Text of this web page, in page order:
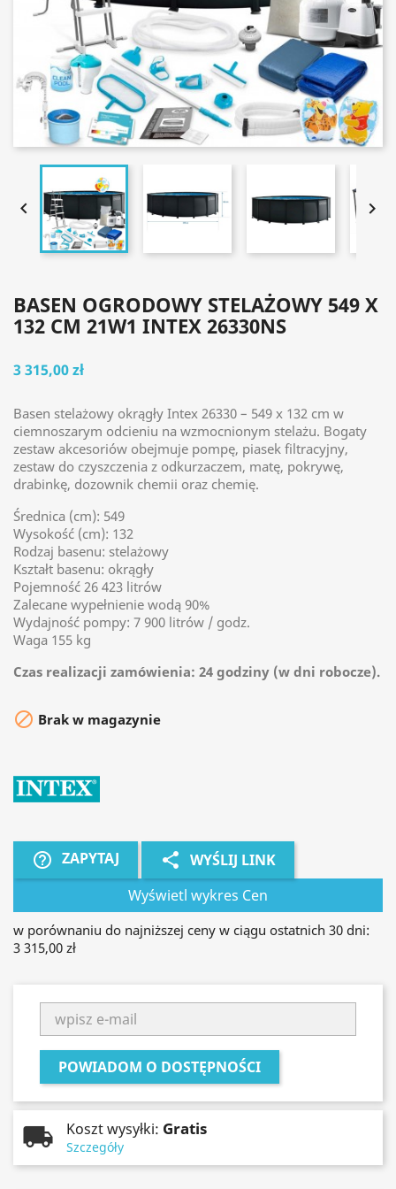
 
BASEN OGRODOWY STELAŻOWY 549 X
132 CM 21W1 INTEX 26330NS
3 315,00 zł
Basen stelażowy okrągły Intex 26330 – 549 x 132 cm w
ciemnoszarym odcieniu na wzmocnionym stelażu. Bogaty
zestaw akcesoriów obejmuje pompę, piasek filtracyjny,
zestaw do czyszczenia z odkurzaczem, matę, pokrywę,
drabinkę, dozownik chemii oraz chemię.
Średnica (cm): 549
Wysokość (cm): 132
Rodzaj basenu: stelażowy
Kształt basenu: okrągły
Pojemność 26 423 litrów
Zalecane wypełnienie wodą 90%
Wydajność pompy: 7 900 litrów / godz.
Waga 155 kg
Czas realizacji zamówienia: 24 godziny (w dni robocze).
 Brak w magazynie
help_outline ZAPYTAJ share WYŚLIJ LINK
Wyświetl wykres Cen
w porównaniu do najniższej ceny w ciągu ostatnich 30 dni:
3 315,00 zł
POWIADOM O DOSTĘPNOŚCI
Koszt wysyłki: Gratis
Szczegóły